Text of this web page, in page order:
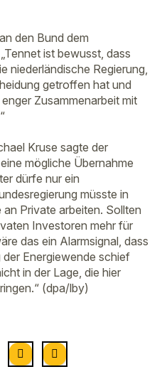
den Bund dem
ist bewusst, dass
niederländische Regierung,
getroffen hat und
Zusammenarbeit mit
Kruse sagte der
mögliche Übernahme
dürfe nur ein
müsste in
an Private arbeiten. Sollten
Investoren mehr für
das ein Alarmsignal, dass
Energiewende schief
in der Lage, die hier
(dpa/lby)